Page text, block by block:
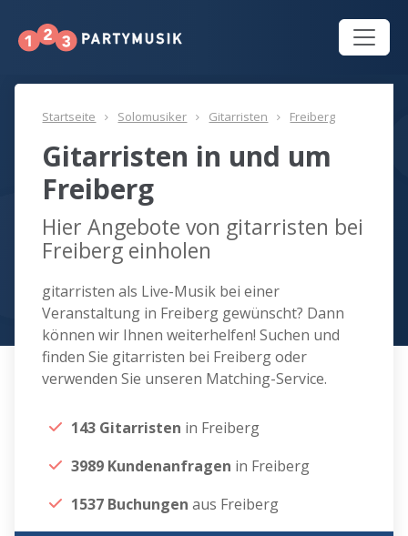
Startseite Solomusiker Gitarristen Freiberg
Gitarristen in und um
Freiberg
Hier Angebote von gitarristen bei
Freiberg einholen
gitarristen als Live-Musik bei einer
Veranstaltung in Freiberg gewünscht? Dann
können wir Ihnen weiterhelfen! Suchen und
finden Sie gitarristen bei Freiberg oder
verwenden Sie unseren Matching-Service.
143 Gitarristen in Freiberg
3989 Kundenanfragen in Freiberg
1537 Buchungen aus Freiberg